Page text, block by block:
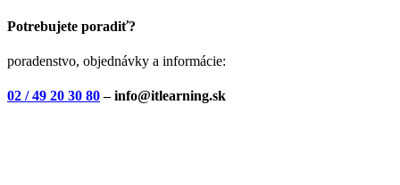
Potrebujete poradiť?
poradenstvo, objednávky a informácie:
02 / 49 20 30 80– info@itlearning.sk